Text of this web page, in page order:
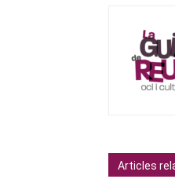
Articles